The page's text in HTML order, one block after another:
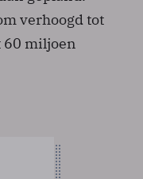
verhoogd tot
60 miljoen